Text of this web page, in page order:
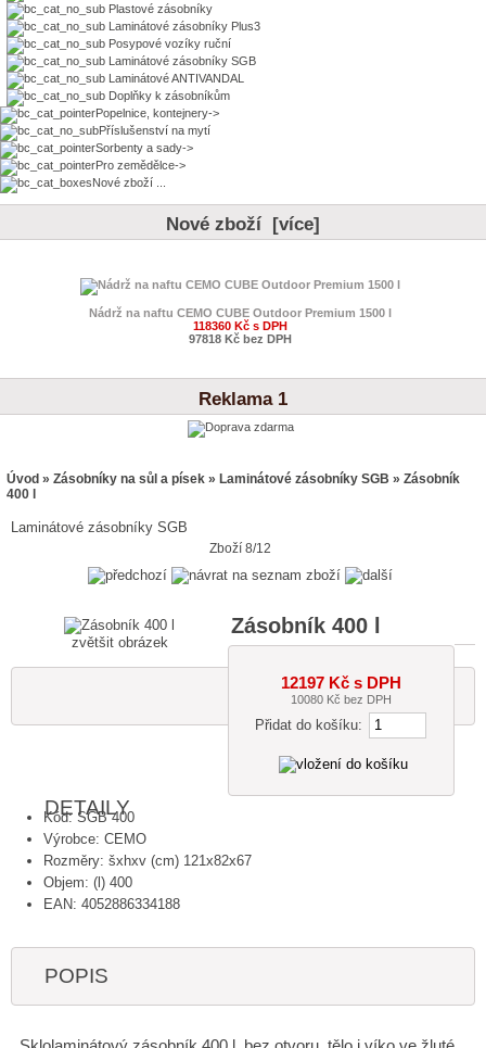
Plastové zásobníky
Laminátové zásobníky Plus3
Posypové vozíky ruční
Laminátové zásobníky SGB
Laminátové ANTIVANDAL
Doplňky k zásobníkům
Popelnice, kontejnery->
Příslušenství na mytí
Sorbenty a sady->
Pro zemědělce->
Nové zboží ...
Nové zboží [více]
Nádrž na naftu CEMO CUBE Outdoor Premium 1500 l
118360 Kč s DPH
97818 Kč bez DPH
Reklama 1
Úvod »Zásobníky na sůl a písek » Laminátové zásobníky SGB » Zásobník
400 l
Laminátové zásobníky SGB
Zboží 8/12
zvětšit obrázek
Zásobník 400 l
12197 Kč s DPH
10080 Kč bez DPH
Přidat do košíku:
DETAILY
Kód: SGB 400
Výrobce: CEMO
Rozměry: šxhxv (cm) 121x82x67
Objem: (l) 400
EAN: 4052886334188
POPIS